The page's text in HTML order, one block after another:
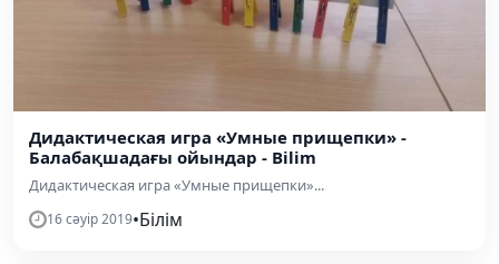
Дидактическая игра «Умные прищепки» -
Балабақшадағы ойындар - Bilim
Дидактическая игра «Умные прищепки»...
16 сәуір 2019•Білім